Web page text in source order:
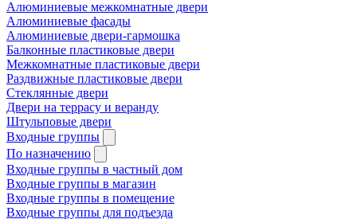
Алюминиевые межкомнатные двери
Алюминиевые фасады
Алюминиевые двери-гармошка
Балконные пластиковые двери
Межкомнатные пластиковые двери
Раздвижные пластиковые двери
Стеклянные двери
Двери на террасу и веранду
Штульповые двери
Входные группы
По назначению
Входные группы в частный дом
Входные группы в магазин
Входные группы в помещение
Входные группы для подъезда